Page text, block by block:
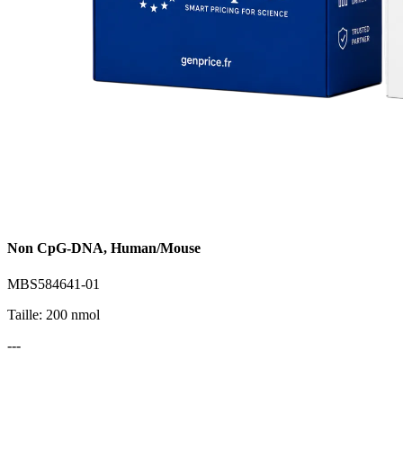
Non CpG-DNA, Human/Mouse
MBS584641-01
Taille: 200 nmol
---